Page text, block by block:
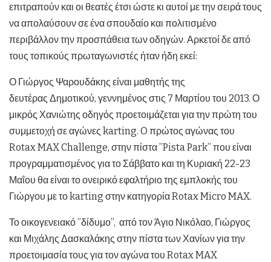
επιτραπούν και οι θεατές έτσι ώστε κι αυτοί με την σειρά τους
να απολαύσουν σε ένα σπουδαίο και πολιτισμένο
περιβάλλον την προσπάθεια των οδηγών. Αρκετοί δε από
τους τοπικούς πρωταγωνιστές ήταν ήδη εκεί:
Ο Γιώργος Ψαρουδάκης είναι μαθητής της
δευτέρας Δημοτικού, γεννημένος στις 7 Μαρτίου του 2013. Ο
μικρός Χανιώτης οδηγός προετοιμάζεται για την πρώτη του
συμμετοχή σε αγώνες karting. O πρώτος αγώνας του
Rotax MAX Challenge, στην πίστα ”Pista Park” που είναι
προγραμματισμένος για το Σάββατο και τη Κυριακή 22-23
Μαΐου θα είναι το ονειρικό εφαλτήριο της εμπλοκής του
Γιώργου με το karting στην κατηγορία Rotax Micro MAX.
Το οικογενειακό ”δίδυμο”, από τον Άγιο Νικόλαο, Γιώργος
και Μιχάλης Δασκαλάκης στην πίστα των Χανίων για την
προετοιμασία τους για τον αγώνα του Rotax MAX